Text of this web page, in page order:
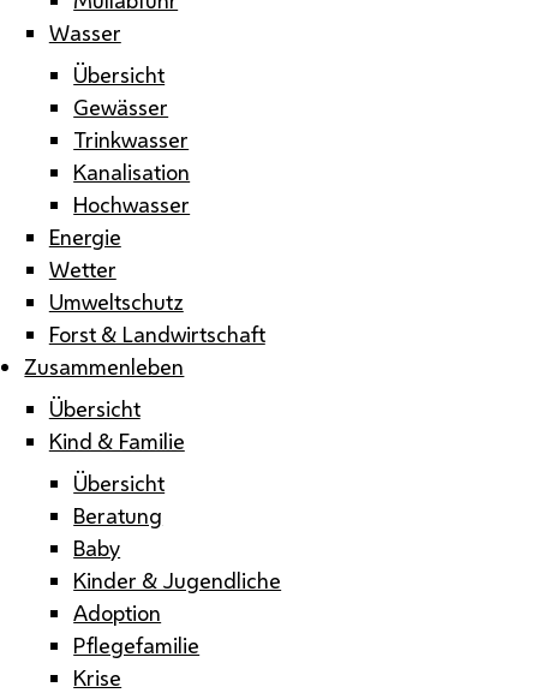
Wasser
Übersicht
Gewässer
Trinkwasser
Kanalisation
Hochwasser
Energie
Wetter
Umweltschutz
Forst & Landwirtschaft
Zusammenleben
Übersicht
Kind & Familie
Übersicht
Beratung
Baby
Kinder & Jugendliche
Adoption
Pflegefamilie
Krise